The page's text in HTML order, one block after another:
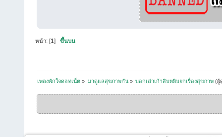
หน้า: [1]ขึ้นบน
เพลงพักใจดอทเน็ต » มาดูแลสุขภาพกัน» บอกเล่าเก้าสิบหยิบยกเรื่องสุขภาพ (ผู้